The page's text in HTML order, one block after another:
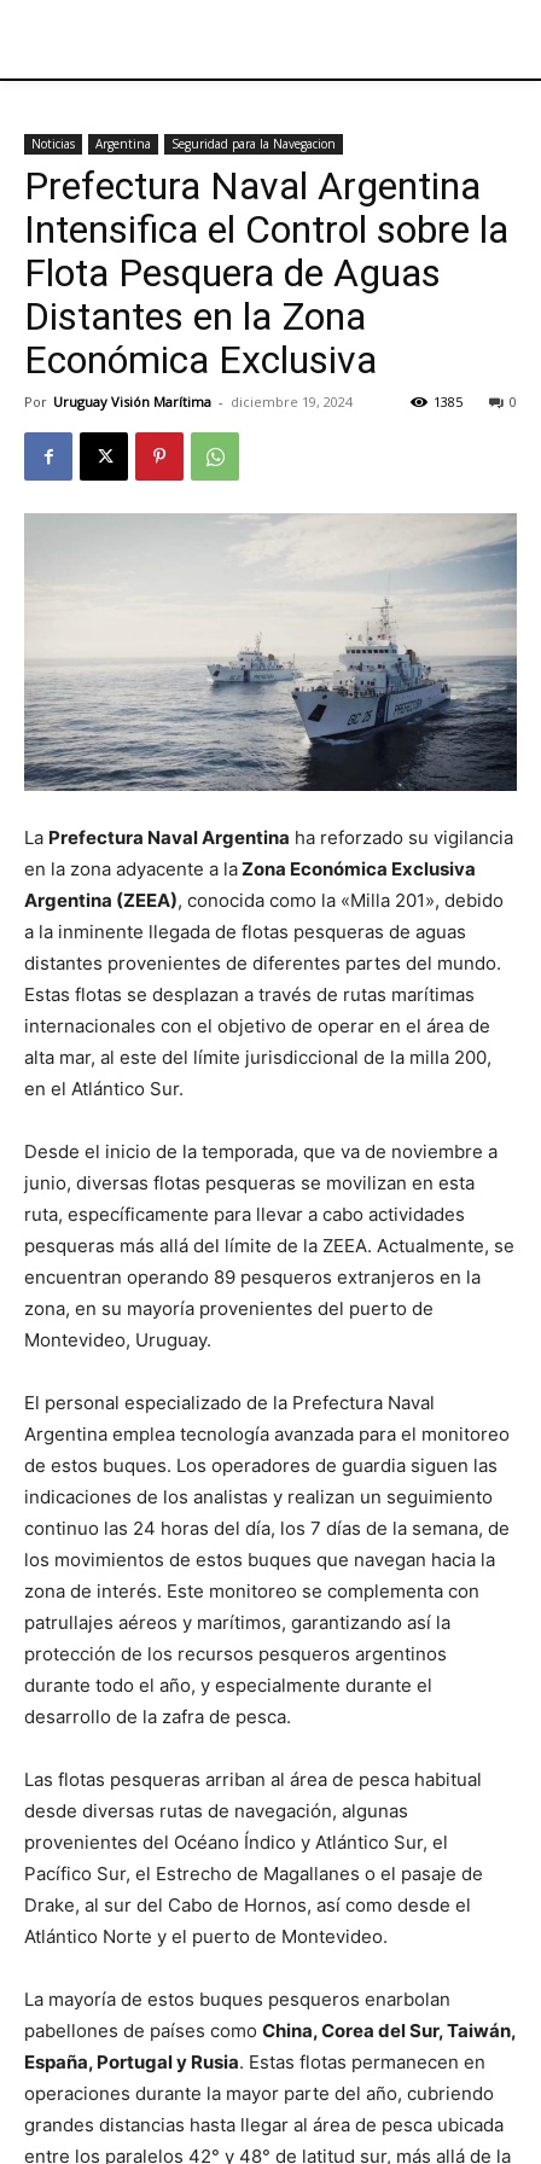
Noticias Argentina Seguridad para la Navegacion
Prefectura Naval Argentina
Intensifica el Control sobre la
Flota Pesquera de Aguas
Distantes en la Zona
Económica Exclusiva
Por Uruguay Visión Marítima - diciembre 19, 2024 0
1385
La Prefectura Naval Argentina ha reforzado su vigilancia
en la zona adyacente a laZona Económica Exclusiva
Argentina (ZEEA), conocida como la «Milla 201», debido
a la inminente llegada de flotas pesqueras de aguas
distantes provenientes de diferentes partes del mundo.
Estas flotas se desplazan a través de rutas marítimas
internacionales con el objetivo de operar en el área de
alta mar, al este del límite jurisdiccional de la milla 200,
en el Atlántico Sur.
Desde el inicio de la temporada, que va de noviembre a
junio, diversas flotas pesqueras se movilizan en esta
ruta, específicamente para llevar a cabo actividades
pesqueras más allá del límite de la ZEEA. Actualmente, se
encuentran operando 89 pesqueros extranjeros en la
zona, en su mayoría provenientes del puerto de
Montevideo, Uruguay.
El personal especializado de la Prefectura Naval
Argentina emplea tecnología avanzada para el monitoreo
de estos buques. Los operadores de guardia siguen las
indicaciones de los analistas y realizan un seguimiento
continuo las 24 horas del día, los 7 días de la semana, de
los movimientos de estos buques que navegan hacia la
zona de interés. Este monitoreo se complementa con
patrullajes aéreos y marítimos, garantizando así la
protección de los recursos pesqueros argentinos
durante todo el año, y especialmente durante el
desarrollo de la zafra de pesca.
Las flotas pesqueras arriban al área de pesca habitual
desde diversas rutas de navegación, algunas
provenientes del Océano Índico y Atlántico Sur, el
Pacífico Sur, el Estrecho de Magallanes o el pasaje de
Drake, al sur del Cabo de Hornos, así como desde el
Atlántico Norte y el puerto de Montevideo.
La mayoría de estos buques pesqueros enarbolan
pabellones de países como China, Corea del Sur, Taiwán,
España, Portugal y Rusia. Estas flotas permanecen en
operaciones durante la mayor parte del año, cubriendo
grandes distancias hasta llegar al área de pesca ubicada
entre los paralelos 42° y 48° de latitud sur, más allá de la